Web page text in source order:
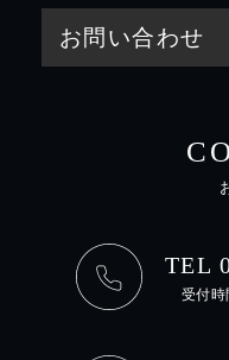
お問い合わせ
TEL
受付時